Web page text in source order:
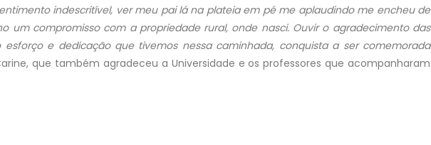
indescritível, ver meu pai lá na plateia em pé me aplaudindo me encheu de
um compromisso com a propriedade rural, onde nasci. Ouvir o agradecimento das
esforço e dedicação que tivemos nessa caminhada, conquista a ser comemorada
que também agradeceu a Universidade e os professores que acompanharam